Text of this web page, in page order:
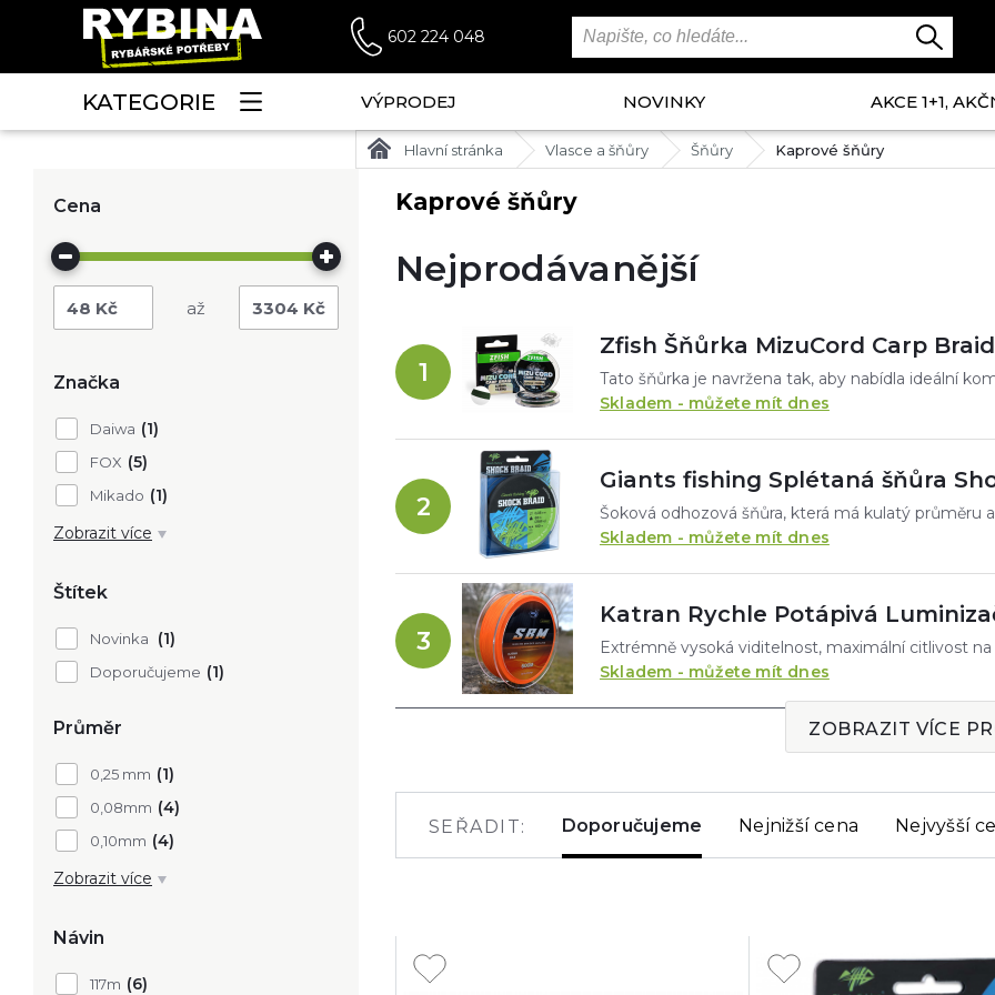
602 224 048
KATEGORIE VÝPRODEJ NOVINKY AKCE 1+1,
Hlavní stránka Vlasce a šňůry Šňůry Kaprové šňůry
Cena
48 Kč 3304 Kč
Značka
Daiwa (1)
FOX (5)
Mikado (1)
Mivardi (1)
Zobrazit více
Štítek
Novinka (1)
Doporučujeme (1)
Průměr
0,25 mm (1)
0,08mm (4)
0,10mm (4)
Zobrazit více
Návin
117m (6)
Kaprové šňůry
Nejprodávanější
1
Zfish Šňůrka MizuCord Carp
Skladem - můžete mít dnes
2
Giants fishing Splétaná šňůra
Skladem - můžete mít dnes
3
Katran Rychle Potápivá
Skladem - můžete mít dnes
ZOBRAZIT VÍCE
SEŘADIT: Doporučujeme Nejnižší cena Nejvyšší